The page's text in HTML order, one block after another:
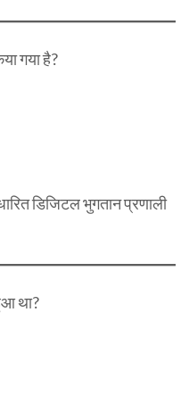
गया है?
डिजिटल भुगतान प्रणाली
था?